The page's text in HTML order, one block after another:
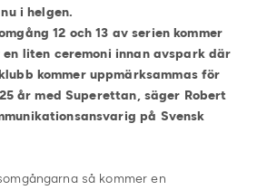
i helgen.
12 och 13 av serien kommer
liten ceremoni innan avspark där
kommer uppmärksammas för
år med Superettan, säger Robert
på Svensk
så kommer en